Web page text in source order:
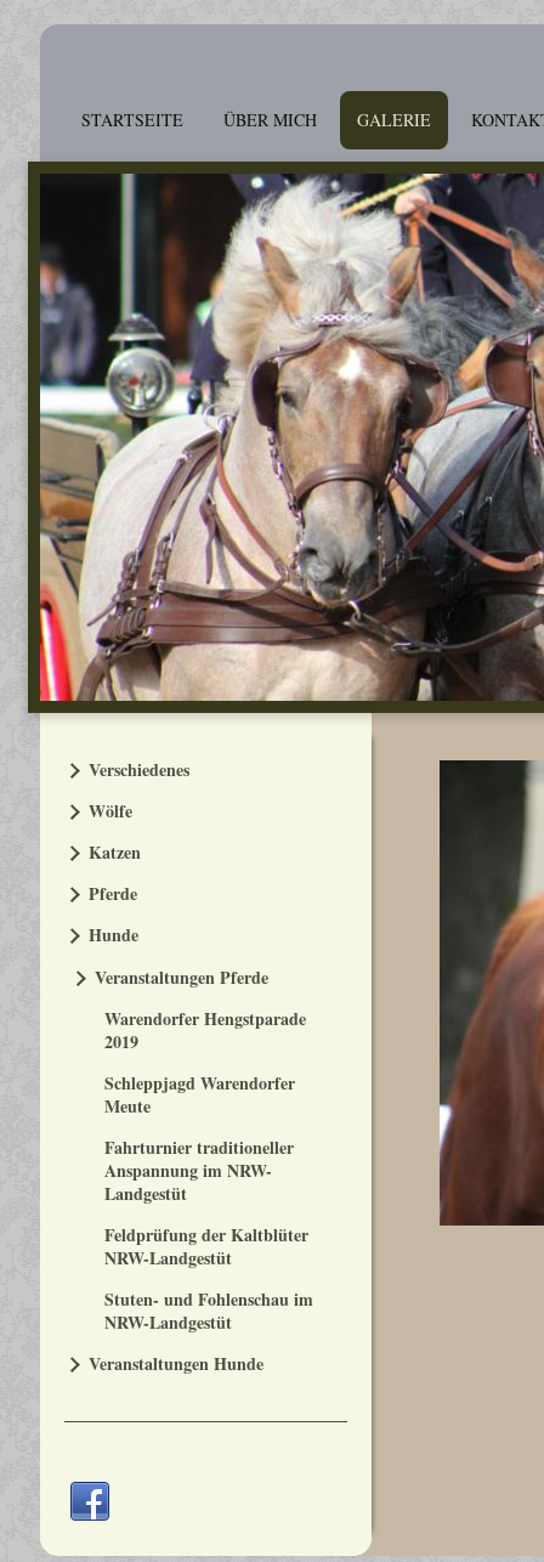
STARTSEITE ÜBER MICH GALERIE
Verschiedenes
Wölfe
Katzen
Pferde
Hunde
Veranstaltungen Pferde
Warendorfer Hengstparade
2019
Schleppjagd Warendorfer
Meute
Fahrturnier traditioneller
Anspannung im NRW-
Landgestüt
Feldprüfung der Kaltblüter
NRW-Landgestüt
Stuten- und Fohlenschau im
NRW-Landgestüt
Veranstaltungen Hunde